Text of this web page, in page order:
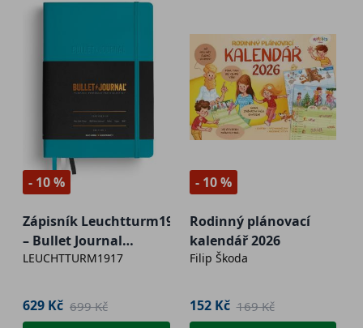
- 10 %
Zápisník Leuchtturm1917
– Bullet Journal
Edition2 - tyrkysový
LEUCHTTURM1917
629 Kč 699 Kč
- 10 %
Rodinný plánovací
kalendář 2026
Filip Škoda
152 Kč 169 Kč